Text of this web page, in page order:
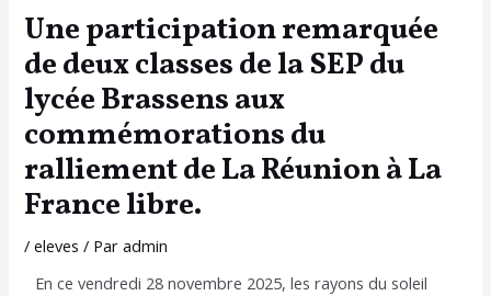
Une participation remarquée
de deux classes de la SEP du
lycée Brassens aux
commémorations du
ralliement de La Réunion à La
France libre.
/eleves / Paradmin
En ce vendredi 28 novembre 2025, les rayons du soleil